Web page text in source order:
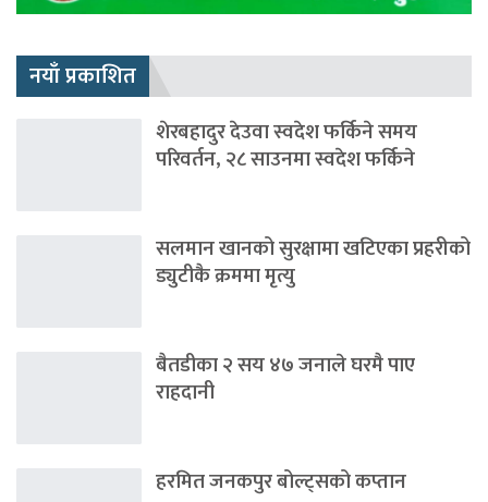
नयाँ प्रकाशित
शेरबहादुर देउवा स्वदेश फर्किने समय
परिवर्तन, २८ साउनमा स्वदेश फर्किने
सलमान खानको सुरक्षामा खटिएका प्रहरीको
ड्युटीकै क्रममा मृत्यु
बैतडीका २ सय ४७ जनाले घरमै पाए
राहदानी
हरमित जनकपुर बोल्ट्सको कप्तान